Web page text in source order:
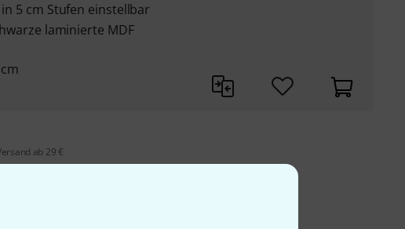
5 cm Stufen einstellbar
laminierte MDF
ab 29 €